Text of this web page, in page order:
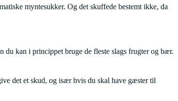
myntesukker. Og det skuffede bestemt ikke, da
du kan i princippet bruge de fleste slags frugter og bær.
det et skud, og især hvis du skal have gæster til